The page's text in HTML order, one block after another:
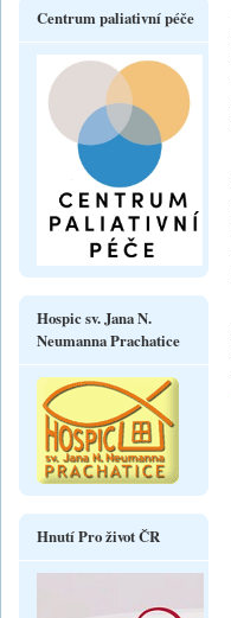
Centrum paliativní péče
Hospic sv. Jana N.
Neumanna Prachatice
Hnutí Pro život ČR